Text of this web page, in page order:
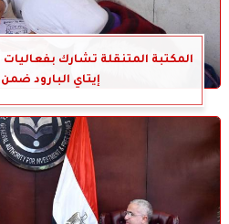
المكتبة المتنقلة تشارك بفعاليات
إيتاي البارود